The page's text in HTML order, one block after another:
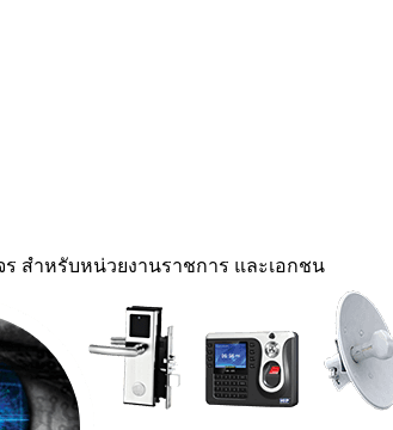
สำหรับหน่วยงานราชการ และเอกชน